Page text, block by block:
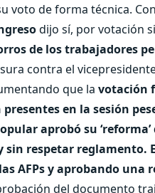
voto de forma técnica. Con
dijo sí, por votación
de los trabajadores
contra el
que la votación
en la sesión
aprobó su
respetar reglamento.
AFPs y aprobando una
del documento